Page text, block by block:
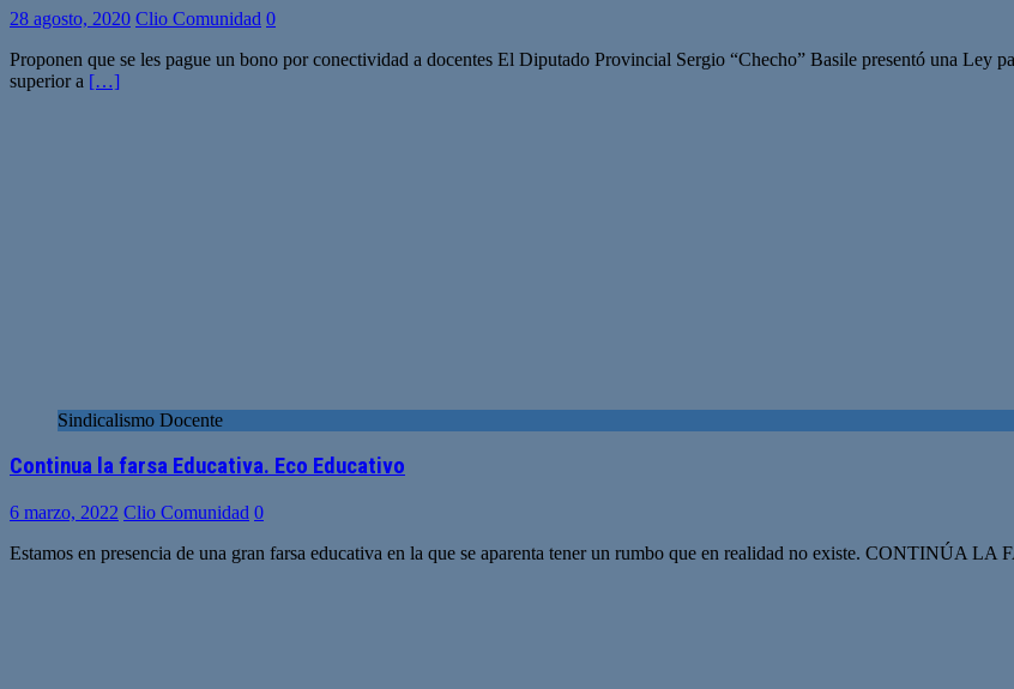
28 agosto, 2020 Clio Comunidad 0
Proponen que se les pague un bono por conectividad a docentes El Diputado Provincial Sergio “Checho” Basile presentó una Ley
superior a […]
Sindicalismo Docente
Continua la farsa Educativa. Eco Educativo
6 marzo, 2022 Clio Comunidad 0
Estamos en presencia de una gran farsa educativa en la que se aparenta tener un rumbo que en realidad no existe. CONTINÚA